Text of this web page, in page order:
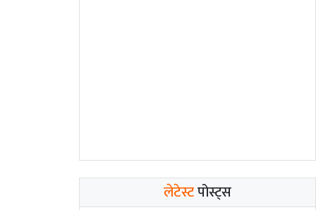
लेटेस्टपोस्ट्स